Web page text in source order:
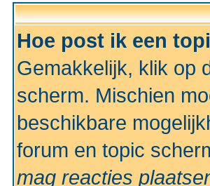
Hoe post ik een
Gemakkelijk, klik op
scherm. Mischien
beschikbare
forum en topic
mag reacties